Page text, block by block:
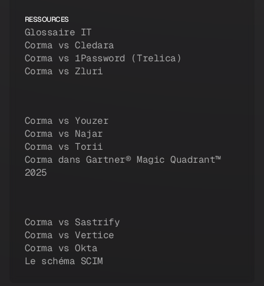
RESSOURCES
Glossaire IT
Corma vs Cledara
Corma vs 1Password (Trelica)
Corma vs Zluri
Corma vs Youzer
Corma vs Najar
Corma vs Torii
Corma dans Gartner® Magic Quadrant™
2025
Corma vs Sastrify
Corma vs Vertice
Corma vs Okta
Le schéma SCIM